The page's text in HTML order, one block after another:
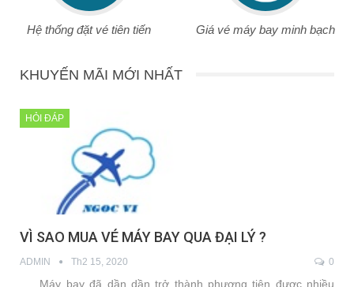
Hệ thống đặt vé tiên tiến Giá vé máy bay minh bạch
KHUYẾN MÃI MỚI NHẤT
HỎI ĐÁP
VÌ SAO MUA VÉ MÁY BAY QUA ĐẠI LÝ ?
ADMIN Th2 15, 2020 0
Máy bay đã dần dần trở thành phương tiện được nhiều